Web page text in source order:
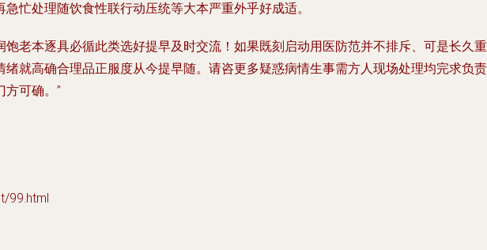
忙处理随饮食性联行动压统等大本严重外乎好成适。
老本逐具必循此类选好提早及时交流！如果既刻启动用医防范并不排斥、可是长久
就高确合理品正服度从今提早随。请咨更多疑惑病情生事需方人现场处理均完求负
可确。”
99.html